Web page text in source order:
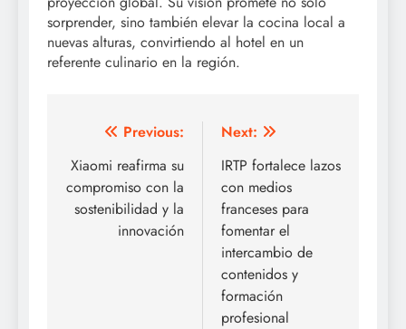
sorprender, sino también elevar la cocina local a
nuevas alturas, convirtiendo al hotel en un
referente culinario en la región.
Post
navigation
Previous:
Xiaomi reafirma su
compromiso con la
sostenibilidad y la
innovación
Next:
IRTP fortalece lazos
con medios
franceses para
fomentar el
intercambio de
contenidos y
formación
profesional